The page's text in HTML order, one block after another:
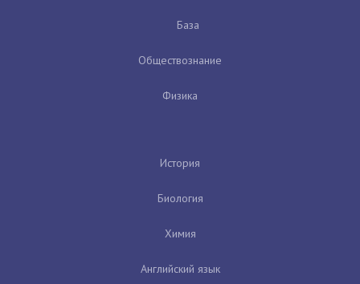
База
Обществознание
Физика
История
Биология
Химия
Английский язык